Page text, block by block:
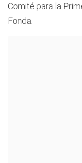
Comité para la
Fonda.